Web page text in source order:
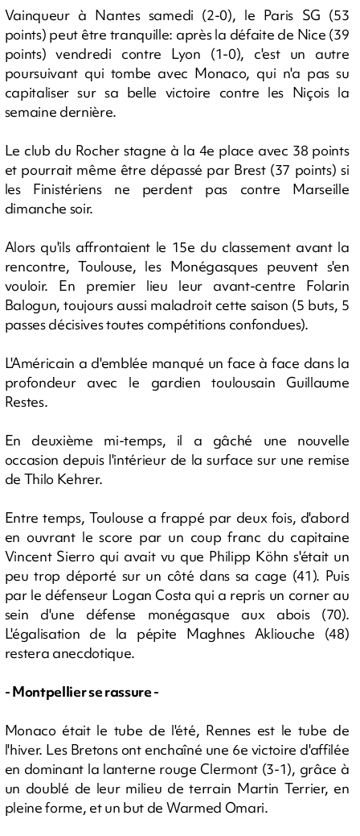
Vainqueur à Nantes samedi (2-0), le Paris SG (53
points) peut être tranquille: après la défaite de Nice (39
points) vendredi contre Lyon (1-0), c'est un autre
poursuivant qui tombe avec Monaco, qui n'a pas su
capitaliser sur sa belle victoire contre les Niçois la
semaine dernière.
Le club du Rocher stagne à la 4e place avec 38 points
et pourrait même être dépassé par Brest (37 points) si
les Finistériens ne perdent pas contre Marseille
dimanche soir.
Alors qu'ils affrontaient le 15e du classement avant la
rencontre, Toulouse, les Monégasques peuvent s'en
vouloir. En premier lieu leur avant-centre Folarin
Balogun, toujours aussi maladroit cette saison (5 buts, 5
passes décisives toutes compétitions confondues).
L'Américain a d'emblée manqué un face à face dans la
profondeur avec le gardien toulousain Guillaume
Restes.
En deuxième mi-temps, il a gâché une nouvelle
occasion depuis l'intérieur de la surface sur une remise
de Thilo Kehrer.
Entre temps, Toulouse a frappé par deux fois, d'abord
en ouvrant le score par un coup franc du capitaine
Vincent Sierro qui avait vu que Philipp Köhn s'était un
peu trop déporté sur un côté dans sa cage (41). Puis
par le défenseur Logan Costa qui a repris un corner au
sein d'une défense monégasque aux abois (70).
L'égalisation de la pépite Maghnes Akliouche (48)
restera anecdotique.
- Montpellier se rassure -
Monaco était le tube de l'été, Rennes est le tube de
l'hiver. Les Bretons ont enchaîné une 6e victoire d'affilée
en dominant la lanterne rouge Clermont (3-1), grâce à
un doublé de leur milieu de terrain Martin Terrier, en
pleine forme, et un but de Warmed Omari.